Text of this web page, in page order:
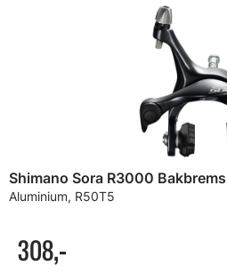
Shimano Sora R3000 Bakbrems
Aluminium, R50T5
308,-